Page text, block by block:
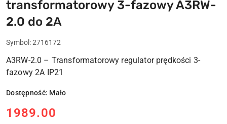
transformatorowy 3-fazowy A3RW-
2.0 do 2A
Symbol:2716172
A3RW-2.0 – Transformatorowy regulator prędkości 3-
fazowy 2A IP21
Dostępność: Mało
cena:
1989.00